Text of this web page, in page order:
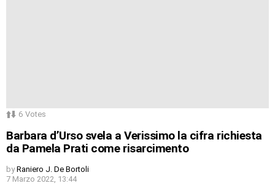
6 Votes
Barbara d’Urso svela a Verissimo la cifra richiesta
da Pamela Prati come risarcimento
by Raniero J. De Bortoli
7 Marzo 2022, 13:44